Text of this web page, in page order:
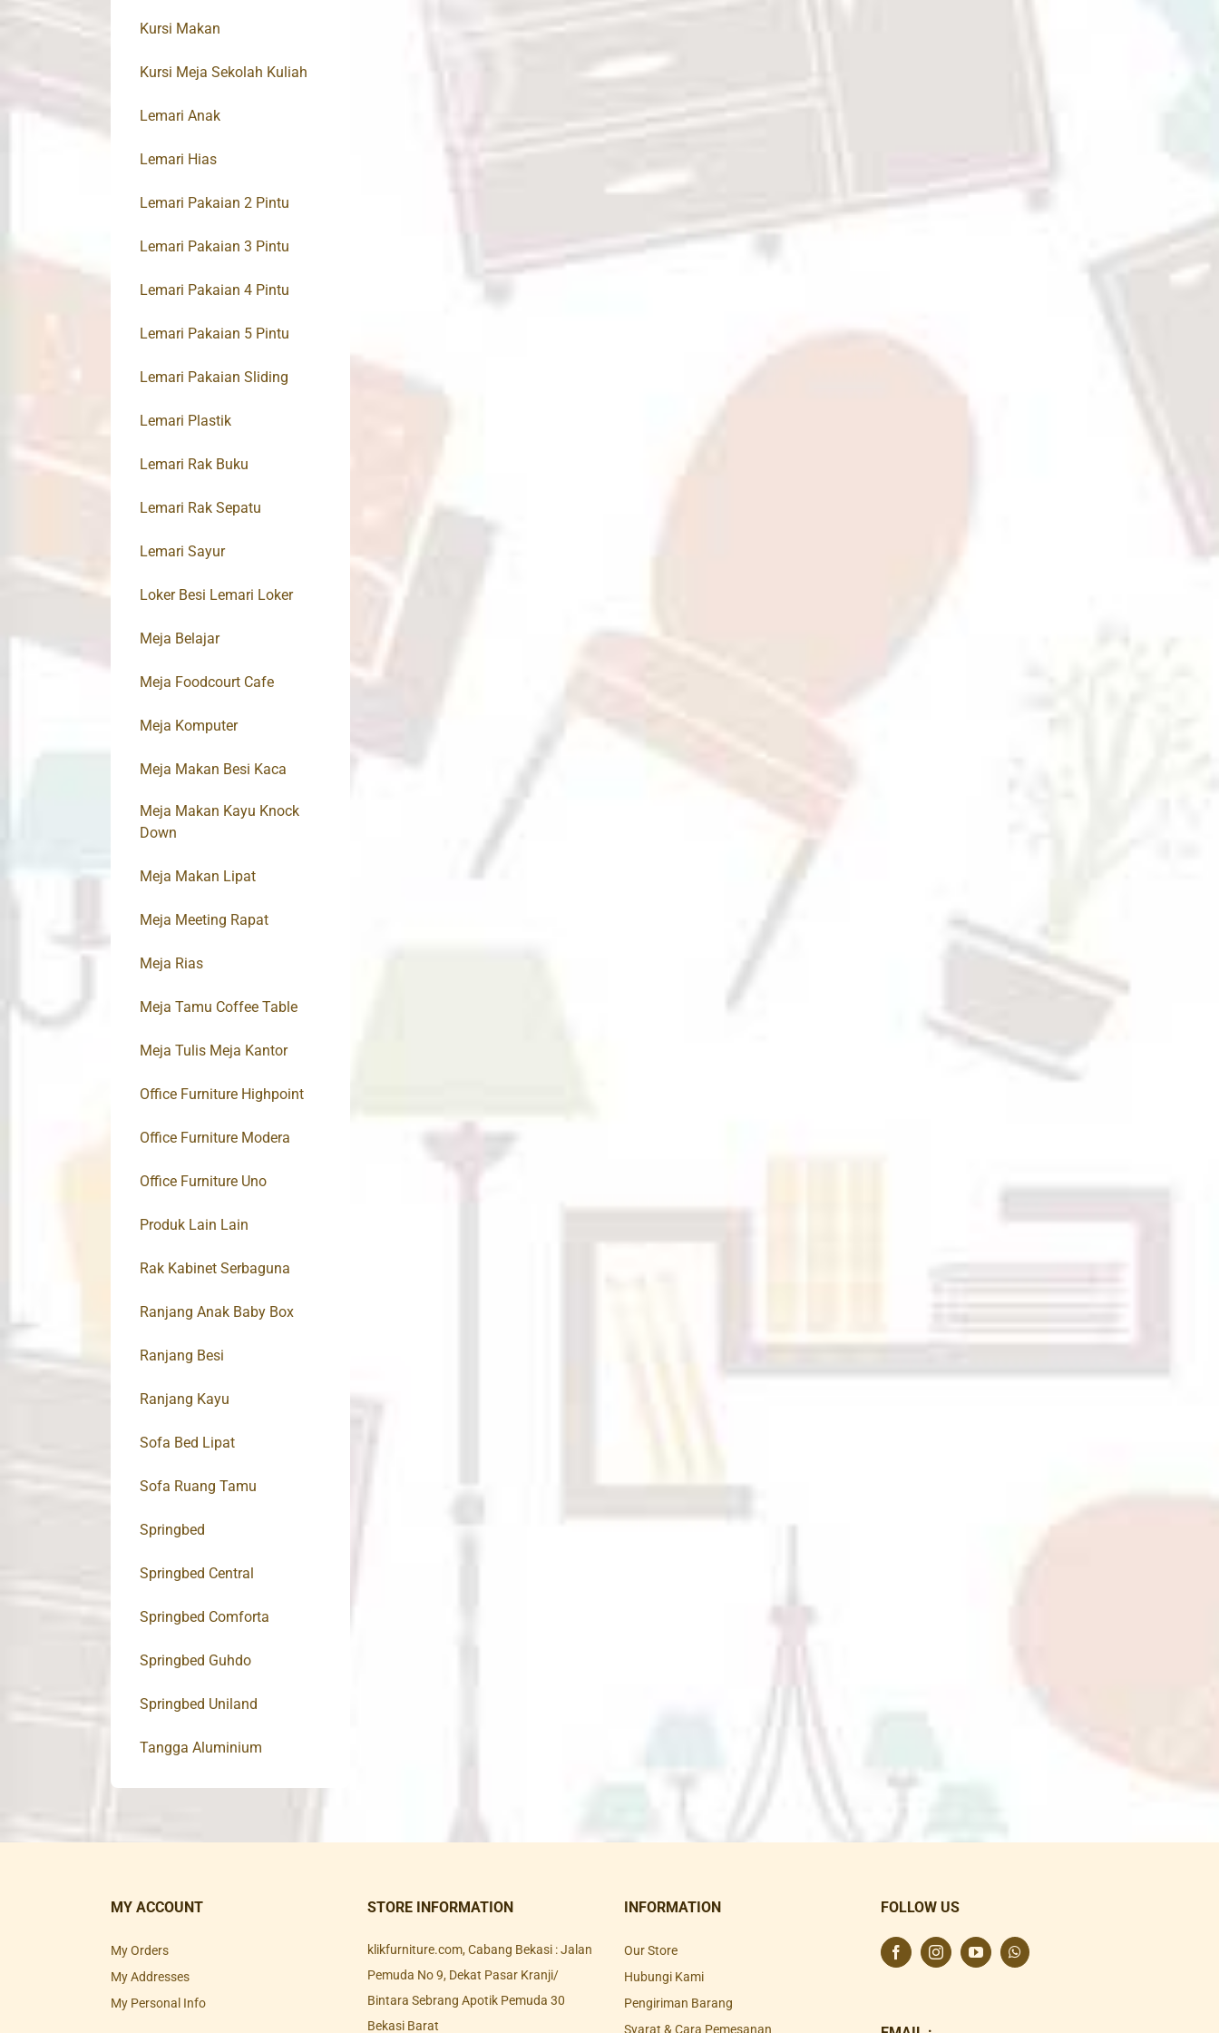
Kursi Makan
Kursi Meja Sekolah Kuliah
Lemari Anak
Lemari Hias
Lemari Pakaian 2 Pintu
Lemari Pakaian 3 Pintu
Lemari Pakaian 4 Pintu
Lemari Pakaian 5 Pintu
Lemari Pakaian Sliding
Lemari Plastik
Lemari Rak Buku
Lemari Rak Sepatu
Lemari Sayur
Loker Besi Lemari Loker
Meja Belajar
Meja Foodcourt Cafe
Meja Komputer
Meja Makan Besi Kaca
Meja Makan Kayu Knock
Down
Meja Makan Lipat
Meja Meeting Rapat
Meja Rias
Meja Tamu Coffee Table
Meja Tulis Meja Kantor
Office Furniture Highpoint
Office Furniture Modera
Office Furniture Uno
Produk Lain Lain
Rak Kabinet Serbaguna
Ranjang Anak Baby Box
Ranjang Besi
Ranjang Kayu
Sofa Bed Lipat
Sofa Ruang Tamu
Springbed
Springbed Central
Springbed Comforta
Springbed Guhdo
Springbed Uniland
Tangga Aluminium
MY ACCOUNT
My Orders
My Addresses
My Personal Info
STORE INFORMATION
klikfurniture.com, Cabang Bekasi : Jalan
Pemuda No 9, Dekat Pasar Kranji/
Bintara Sebrang Apotik Pemuda 30
Bekasi Barat
INFORMATION
Our Store
Hubungi Kami
Pengiriman Barang
Syarat & Cara Pemesanan
FOLLOW US